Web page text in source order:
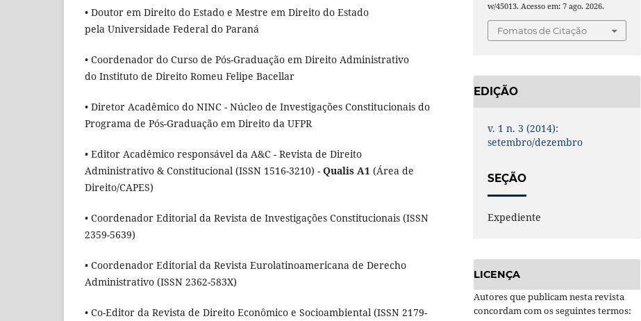
• Doutor em Direito do Estado e Mestre em Direito do Estado
pela Universidade Federal do Paraná
• Coordenador do Curso de Pós-Graduação em Direito Administrativo
do Instituto de Direito Romeu Felipe Bacellar
• Diretor Acadêmico do NINC - Núcleo de Investigações Constitucionais do
Programa de Pós-Graduação em Direito da UFPR
• Editor Acadêmico responsável da A&C - Revista de Direito
Administrativo & Constitucional (ISSN 1516-3210) - Qualis A1 (Área de
Direito/CAPES)
• Coordenador Editorial da Revista de Investigações Constitucionais (ISSN
2359-5639)
• Coordenador Editorial da Revista Eurolatinoamericana de Derecho
Administrativo (ISSN 2362-583X)
• Co-Editor da Revista de Direito Econômico e Socioambiental (ISSN 2179-
w/45013. Acesso em: 7 ago. 2026.
Fomatos de Citação
EDIÇÃO
v. 1 n. 3 (2014):
setembro/dezembro
SEÇÃO
Expediente
LICENÇA
Autores que publicam nesta revista
concordam com os seguintes termos: